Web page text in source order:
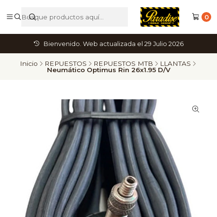
0
Bienvenido. Web actualizada el 29 Julio 2026
Inicio REPUESTOS REPUESTOS MTB
LLANTAS
Neumático Optimus Rin 26x1.95 D/V